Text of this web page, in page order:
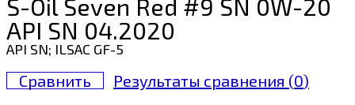
S-Oil Seven Red #9 SN 0W-20
API SN 04.2020
API SN; ILSAC GF-5
Сравнить Результаты сравнения (0)